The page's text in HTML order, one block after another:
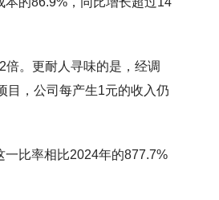
。更耐人寻味的是，经调
目，公司每产生1元的收入仍
比率相比2024年的877.7%